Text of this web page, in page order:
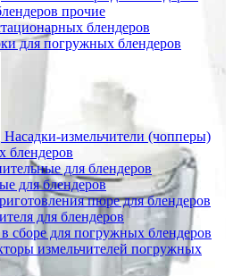
прочие
блендеров
для погружных блендеров
Насадки-измельчители (чопперы)
блендеров
для блендеров
для блендеров
пюре для блендеров
для блендеров
сборе для погружных блендеров
измельчителей погружных